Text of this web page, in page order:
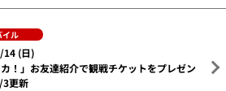
イル
(日)
カ！」お友達紹介で観戦チケットをプレゼン
更新